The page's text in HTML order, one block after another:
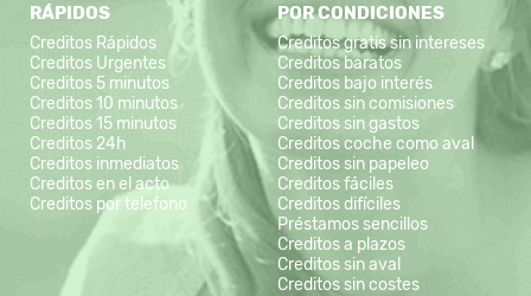
RÁPIDOS
Creditos Rápidos
Creditos Urgentes
Creditos 5 minutos
Creditos 10 minutos
Creditos 15 minutos
Creditos 24h
Creditos inmediatos
Creditos en el acto
Creditos por telefono
POR CONDICIONES
Creditos gratis sin intereses
Creditos baratos
Creditos bajo interés
Creditos sin comisiones
Creditos sin gastos
Creditos coche como aval
Creditos sin papeleo
Creditos fáciles
Creditos difíciles
Préstamos sencillos
Creditos a plazos
Creditos sin aval
Creditos sin costes